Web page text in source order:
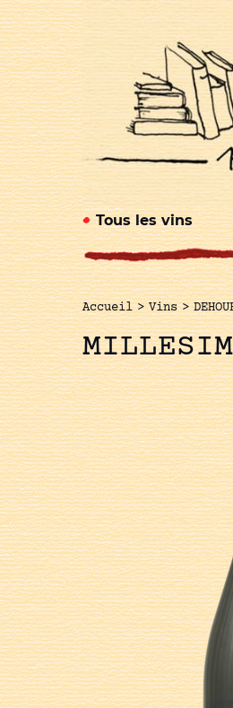
Tous les vins
Accueil > Vins >